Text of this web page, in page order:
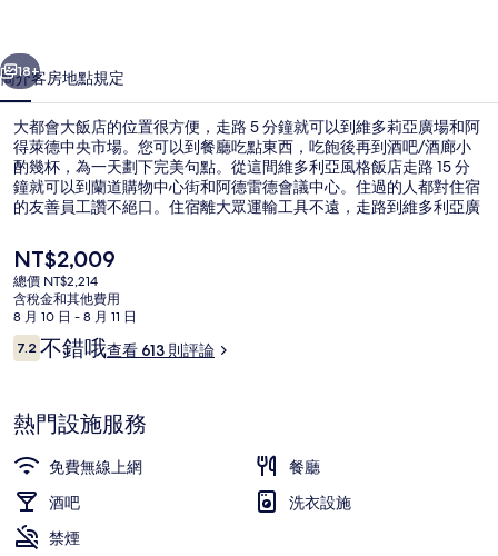
相
片
集
個 下一個
18+
簡介客房地點規定
大都會大飯店的位置很方便，走路 5 分鐘就可以到維多莉亞廣場和阿
得萊德中央市場。您可以到餐廳吃點東西，吃飽後再到酒吧/酒廊小
酌幾杯，為一天劃下完美句點。從這間維多利亞風格飯店走路 15 分
鐘就可以到蘭道購物中心街和阿德雷德會議中心。住過的人都對住宿
的友善員工讚不絕口。住宿離大眾運輸工具不遠，走路到維多利亞廣
鐘。
目
前
的
價
格
是
NT$2,009
總價 NT$2,214
含稅金和其他費用
8 月 10 日 - 8 月 11 日
評
論
7.27.2 分，滿分 10 分，
不錯哦查看 613 則評論
熱門設施服務
免費無線上網
餐廳
酒吧
洗衣設施
禁煙